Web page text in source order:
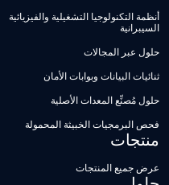
أنظمة التكنولوجيا التشغيلية والفيزيائية
السيبرانية
حلول عبر المجالات
ثنائيات البيانات وبوابات الأمان
حلول مُصنِّع المعدات الأصلية
فحص البرمجيات الخبيثة المحمولة
منتجات
عرض جميع المنتجات